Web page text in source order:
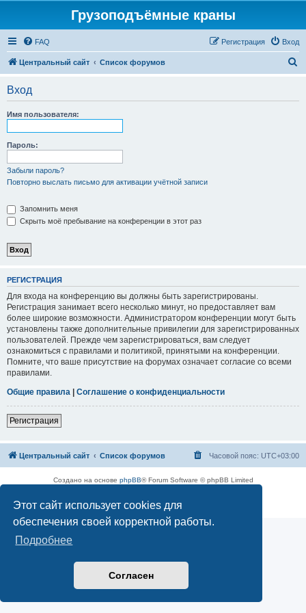
Этот сайт использует cookies для
обеспечения своей корректной работы.
Подробнее
Согласен
Грузоподъёмные краны
FAQ Вход
Регистрация
Центральный сайт Список форумов
Вход
Имя пользователя:
Пароль:
Забыли пароль?
Повторно выслать письмо для активации учётной записи
Запомнить меня
Скрыть моё пребывание на конференции в этот раз
РЕГИСТРАЦИЯ
Для входа на конференцию вы должны быть зарегистрированы.
Регистрация занимает всего несколько минут, но предоставляет вам
более широкие возможности. Администратором конференции могут быть
установлены также дополнительные привилегии для зарегистрированных
пользователей. Прежде чем зарегистрироваться, вам следует
ознакомиться с правилами и политикой, принятыми на конференции.
Помните, что ваше присутствие на форумах означает согласие со всеми
правилами.
Общие правила | Соглашение о конфиденциальности
Регистрация
Центральный сайт Список форумов Часовой пояс: UTC+03:00
Создано на основе phpBB® Forum Software © phpBB Limited
Конфиденциальность|Правила